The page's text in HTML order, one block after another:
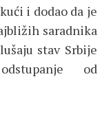
i dodao da je
saradnika
stav Srbije
od